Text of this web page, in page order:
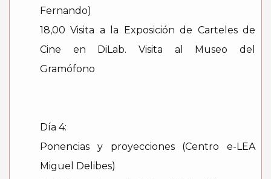
Fernando)
18,00 Visita a la Exposición de Carteles de
Cine en DiLab. Visita al Museo del
Gramófono
Día 4:
Ponencias y proyecciones (Centro e-LEA
Miguel Delibes)